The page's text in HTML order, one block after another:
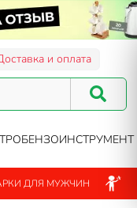
и оплата
ДЛЯ МУЖЧИН